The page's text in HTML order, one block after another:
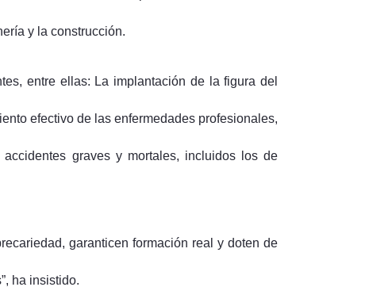
y la construcción.
entre ellas: La implantación de la figura del
efectivo de las enfermedades profesionales,
graves y mortales, incluidos los de
garanticen formación real y doten de
ha insistido.